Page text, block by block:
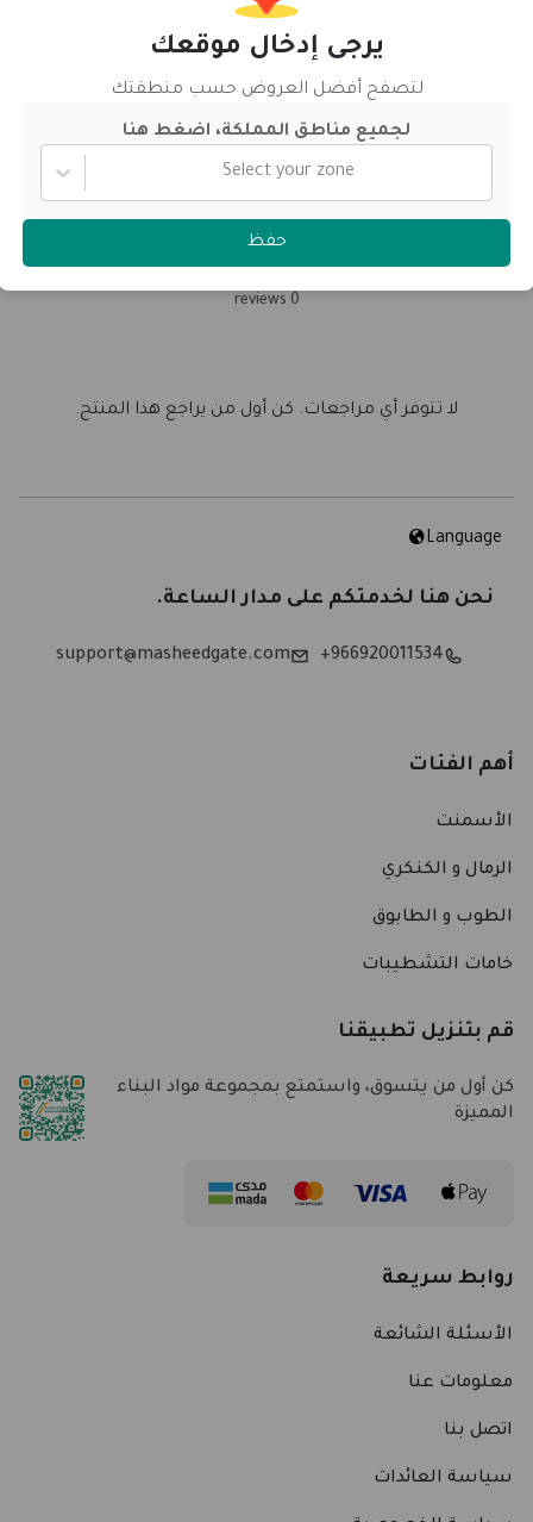
0
0 reviews
الرجاء تسجيل الدخول للتصنيف والمراجعة.
لا تتوفر أي مراجعات. كن أول من يراجع هذا المنتج.
Language
نحن هنا لخدمتكم على مدار الساعة.
966920011534+
support@masheedgate.com
أهم الفئات
الأسمنت
الرمال و الكنكري
الطوب و الطابوق
خامات التشطيبات
قم بتنزيل تطبيقنا
كن أول من يتسوق، واستمتع بمجموعة مواد البناء
المميزة
روابط سريعة
الأسئلة الشائعة
معلومات عنا
اتصل بنا
سياسة العائدات
يرجى إدخال موقعك
لتصفح أفضل العروض حسب منطقتك
لجميع مناطق المملكة، اضغط هنا
Select your zone
حفظ